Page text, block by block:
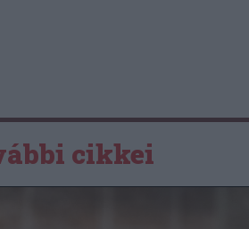
cikkei